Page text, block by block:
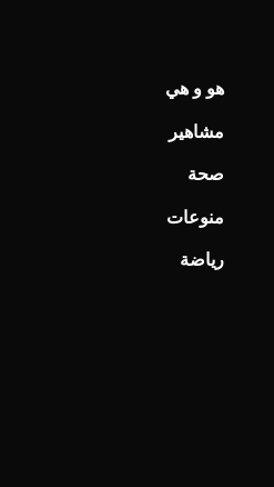
هو و هي
مشاهير
صحة
منوعات
رياضة